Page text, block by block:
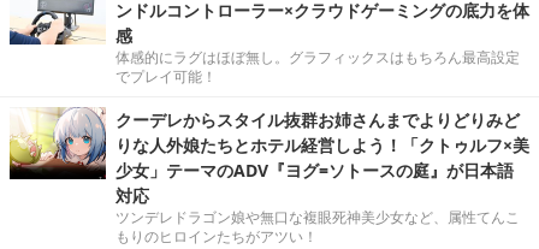
ンドルコントローラー×クラウドゲーミングの底力を体
感
体感的にラグはほぼ無し。グラフィックスはもちろん最高設定
でプレイ可能！
クーデレからスタイル抜群お姉さんまでよりどりみど
りな人外娘たちとホテル経営しよう！「クトゥルフ×美
少女」テーマのADV『ヨグ=ソトースの庭』が日本語
対応
ツンデレドラゴン娘や無口な複眼死神美少女など、属性てんこ
もりのヒロインたちがアツい！